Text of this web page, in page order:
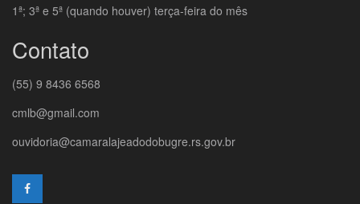
1ª; 3ª e 5ª (quando houver) terça-feira do mês
Contato
(55) 9 8436 6568
cmlb@gmail.com
ouvidoria@camaralajeadodobugre.rs.gov.br